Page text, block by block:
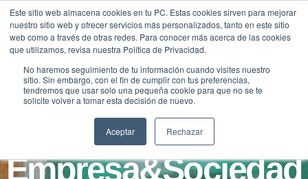
Este sitio web almacena cookies en tu PC. Estas cookies sirven para mejorar
nuestro sitio web y ofrecer servicios más personalizados, tanto en este sitio
web como a través de otras redes. Para conocer más acerca de las cookies
que utilizamos, revisa nuestra Política de Privacidad.
No haremos seguimiento de tu información cuando visites nuestro
sitio. Sin embargo, con el fin de cumplir con tus preferencias,
tendremos que usar solo una pequeña cookie para que no se te
solicite volver a tomar esta decisión de nuevo.
Aceptar Rechazar
Saltar
contenido
BLOG FUNDACIÓN
La actividad de
Empresa&Sociedad
Traducir »